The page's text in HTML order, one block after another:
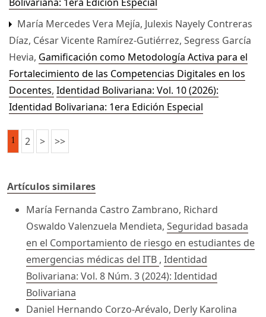
María Mercedes Vera Mejía, Julexis Nayely Contreras
Díaz, César Vicente Ramírez-Gutiérrez, Segress García
Hevia, Gamificación como Metodología Activa para el
Fortalecimiento de las Competencias Digitales en los
Docentes, Identidad Bolivariana: Vol. 10 (2026):
Identidad Bolivariana: 1era Edición Especial
1 2 > >>
Artículos similares
María Fernanda Castro Zambrano, Richard
Oswaldo Valenzuela Mendieta, Seguridad basada
en el Comportamiento de riesgo en estudiantes de
emergencias médicas del ITB , Identidad
Bolivariana: Vol. 8 Núm. 3 (2024): Identidad
Bolivariana
Daniel Hernando Corzo-Arévalo, Derly Karolina